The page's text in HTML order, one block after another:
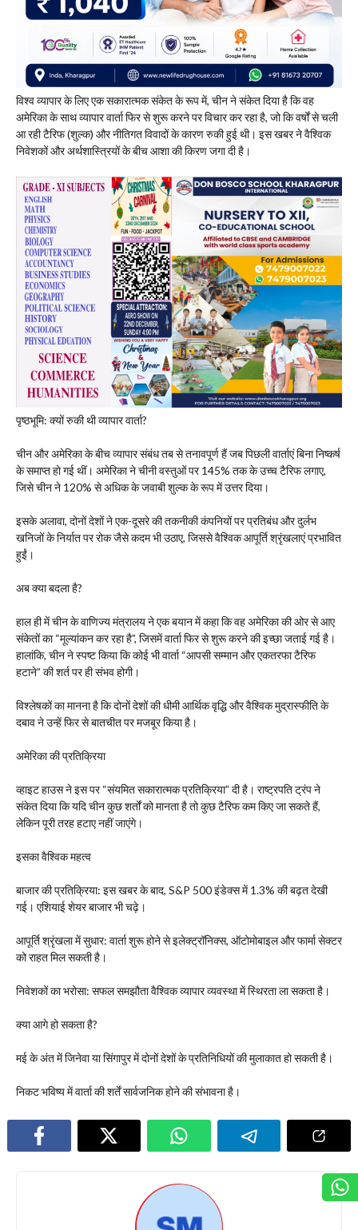
विश्व व्यापार के लिए एक सकारात्मक संकेत के रूप में, चीन ने संकेत दिया है कि वह
अमेरिका के साथ व्यापार वार्ता फिर से शुरू करने पर विचार कर रहा है, जो कि वर्षों से चली
आ रही टैरिफ (शुल्क) और नीतिगत विवादों के कारण रुकी हुई थी। इस खबर ने वैश्विक
निवेशकों और अर्थशास्त्रियों के बीच आशा की किरण जगा दी है।
पृष्ठभूमि: क्यों रुकी थी व्यापार वार्ता?
चीन और अमेरिका के बीच व्यापार संबंध तब से तनावपूर्ण हैं जब पिछली वार्ताएं बिना निष्कर्ष
के समाप्त हो गई थीं। अमेरिका ने चीनी वस्तुओं पर 145% तक के उच्च टैरिफ लगाए,
जिसे चीन ने 120% से अधिक के जवाबी शुल्क के रूप में उत्तर दिया।
इसके अलावा, दोनों देशों ने एक-दूसरे की तकनीकी कंपनियों पर प्रतिबंध और दुर्लभ
खनिजों के निर्यात पर रोक जैसे कदम भी उठाए, जिससे वैश्विक आपूर्ति श्रृंखलाएं प्रभावित
हुईं।
अब क्या बदला है?
हाल ही में चीन के वाणिज्य मंत्रालय ने एक बयान में कहा कि वह अमेरिका की ओर से आए
संकेतों का “मूल्यांकन कर रहा है”, जिसमें वार्ता फिर से शुरू करने की इच्छा जताई गई है।
हालांकि, चीन ने स्पष्ट किया कि कोई भी वार्ता “आपसी सम्मान और एकतरफा टैरिफ
हटाने” की शर्त पर ही संभव होगी।
विश्लेषकों का मानना है कि दोनों देशों की धीमी आर्थिक वृद्धि और वैश्विक मुद्रास्फीति के
दबाव ने उन्हें फिर से बातचीत पर मजबूर किया है।
अमेरिका की प्रतिक्रिया
व्हाइट हाउस ने इस पर “संयमित सकारात्मक प्रतिक्रिया” दी है। राष्ट्रपति ट्रंप ने
संकेत दिया कि यदि चीन कुछ शर्तों को मानता है तो कुछ टैरिफ कम किए जा सकते हैं,
लेकिन पूरी तरह हटाए नहीं जाएंगे।
इसका वैश्विक महत्व
बाजार की प्रतिक्रिया: इस खबर के बाद, S&P 500 इंडेक्स में 1.3% की बढ़त देखी
गई। एशियाई शेयर बाजार भी चढ़े।
आपूर्ति श्रृंखला में सुधार: वार्ता शुरू होने से इलेक्ट्रॉनिक्स, ऑटोमोबाइल और फार्मा सेक्टर
को राहत मिल सकती है।
निवेशकों का भरोसा: सफल समझौता वैश्विक व्यापार व्यवस्था में स्थिरता ला सकता है।
क्या आगे हो सकता है?
मई के अंत में जिनेवा या सिंगापुर में दोनों देशों के प्रतिनिधियों की मुलाकात हो सकती है।
निकट भविष्य में वार्ता की शर्तें सार्वजनिक होने की संभावना है।